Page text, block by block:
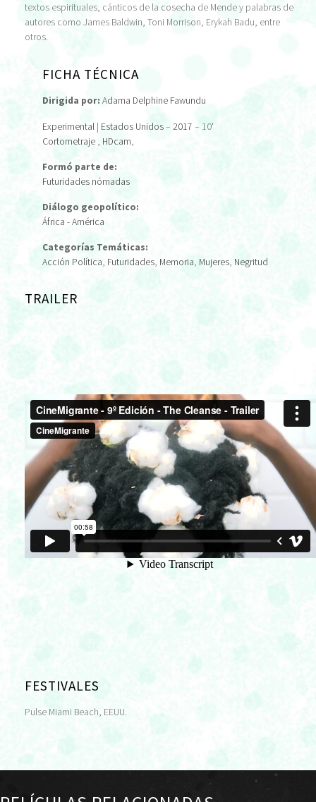
textos espirituales, cánticos de la cosecha de Mende y palabras de
autores como James Baldwin, Toni Morrison, Erykah Badu, entre
otros.
FICHA TÉCNICA
Dirigida por: Adama Delphine Fawundu
Experimental | Estados Unidos– 2017 – 10'
Cortometraje , HDcam,
Formó parte de:
Futuridades nómadas
Diálogo geopolítico:
África - América
Categorías Temáticas:
Acción Política, Futuridades, Memoria, Mujeres, Negritud
TRAILER
FESTIVALES
Pulse Miami Beach, EEUU.